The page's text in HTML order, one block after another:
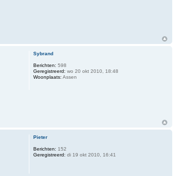
Sybrand
Berichten: 598
Geregistreerd: wo 20 okt 2010, 18:48
Woonplaats: Assen
Pieter
Berichten: 152
Geregistreerd: di 19 okt 2010, 16:41